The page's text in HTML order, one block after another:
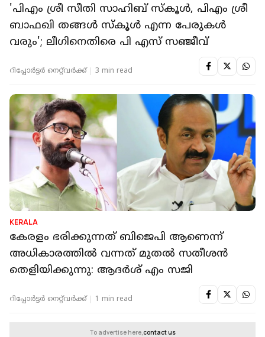
'പിഎം ശ്രീ സീതി സാഹിബ് സ്‌കൂൾ, പിഎം ശ്രീ
ബാഫഖി തങ്ങള്‍ സ്‌കൂൾ എന്ന പേരുകൾ
വരും'; ലീഗിനെതിരെ പി എസ് സഞ്ജീവ്
റിപ്പോർട്ടർ നെറ്റ്‌വര്‍ക്ക്‌ 3 min read
KERALA
കേരളം ഭരിക്കുന്നത് ബിജെപി ആണെന്ന്
അധികാരത്തില്‍ വന്നത് മുതല്‍ സതീശന്‍
തെളിയിക്കുന്നു: ആദര്‍ശ് എം സജി
റിപ്പോർട്ടർ നെറ്റ്‌വര്‍ക്ക്‌ 1 min read
To advertise here,contact us